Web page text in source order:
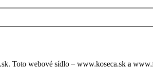
Toto webové sídlo – www.koseca.sk a